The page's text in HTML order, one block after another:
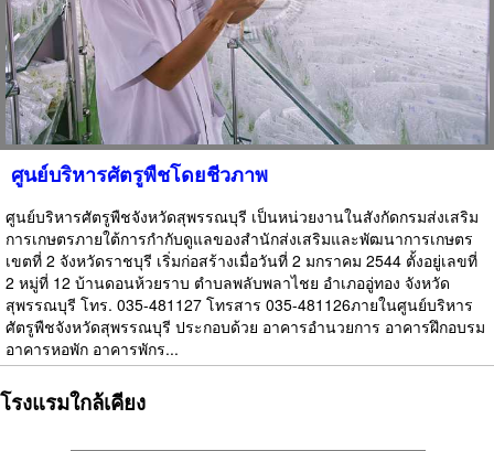
ศูนย์บริหารศัตรูพืชโดยชีวภาพ
ศูนย์บริหารศัตรูพืชจังหวัดสุพรรณบุรี เป็นหน่วยงานในสังกัดกรมส่งเสริม
การเกษตรภายใต้การกำกับดูแลของสำนักส่งเสริมและพัฒนาการเกษตร
เขตที่ 2 จังหวัดราชบุรี เริ่มก่อสร้างเมื่อวันที่ 2 มกราคม 2544 ตั้งอยู่เลขที่
2 หมู่ที่ 12 บ้านดอนห้วยราบ ตำบลพลับพลาไชย อำเภออู่ทอง จังหวัด
สุพรรณบุรี โทร. 035-481127 โทรสาร 035-481126ภายในศูนย์บริหาร
ศัตรูพืชจังหวัดสุพรรณบุรี ประกอบด้วย อาคารอำนวยการ อาคารฝึกอบรม
อาคารหอพัก อาคารพักร...
โรงแรมใกล้เคียง